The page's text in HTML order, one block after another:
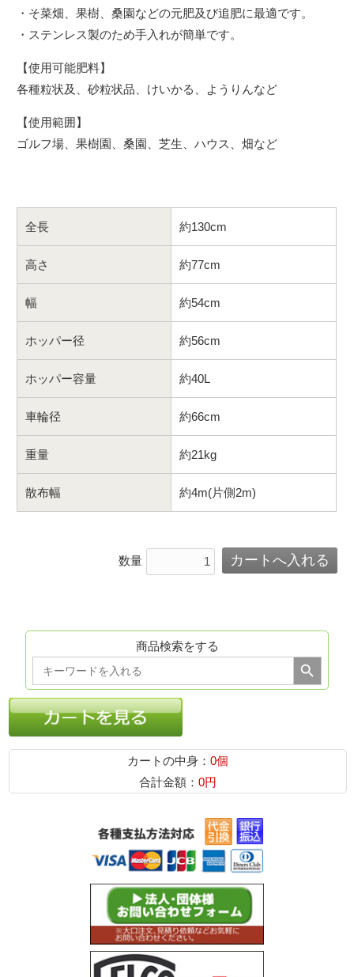
・そ菜畑、果樹、桑園などの元肥及び追肥に最適です。
・ステンレス製のため手入れが簡単です。
【使用可能肥料】
各種粒状及、砂粒状品、けいかる、ようりんなど
【使用範囲】
ゴルフ場、果樹園、桑園、芝生、ハウス、畑など
全長 約130cm
高さ 約77cm
幅 約54cm
ホッパー径 約56cm
ホッパー容量 約40L
車輪径 約66cm
重量 約21kg
散布幅 約4m(片側2m)
数量
商品検索をする
Search
for:
Search Button
カートの中身： 0個
合計金額： 0円